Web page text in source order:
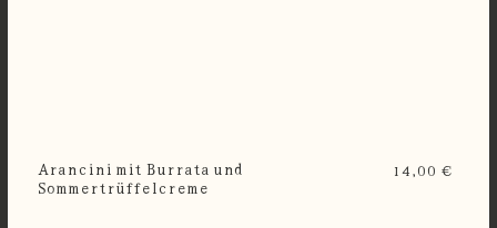
Arancini mit Burrata und
Sommertrüffelcreme
14,00 €